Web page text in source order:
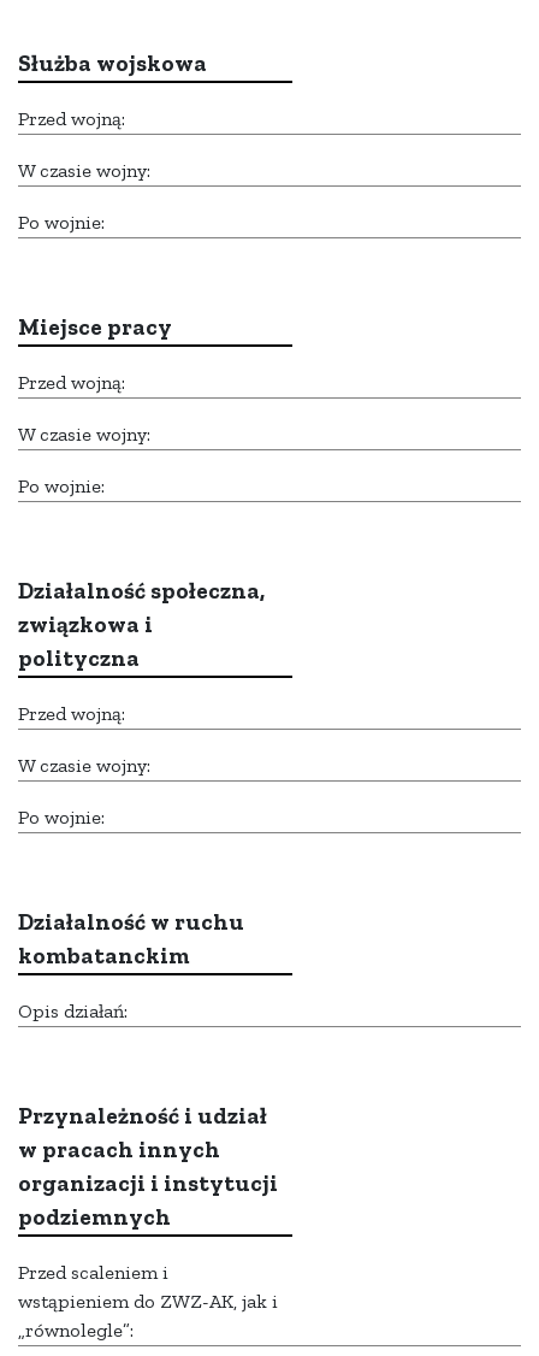
Służba wojskowa
Przed wojną:
W czasie wojny:
Po wojnie:
Miejsce pracy
Przed wojną:
W czasie wojny:
Po wojnie:
Działalność społeczna,
związkowa i
polityczna
Przed wojną:
W czasie wojny:
Po wojnie:
Działalność w ruchu
kombatanckim
Opis działań:
Przynależność i udział
w pracach innych
organizacji i instytucji
podziemnych
Przed scaleniem i
wstąpieniem do ZWZ-AK, jak i
„równolegle”: